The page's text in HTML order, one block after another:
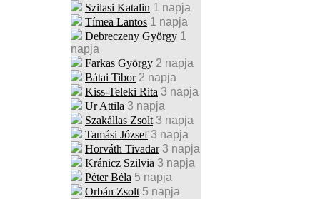
Szilasi Katalin 1 napja
Tímea Lantos 1 napja
Debreczeny György 1
napja
Farkas György 2 napja
Bátai Tibor 2 napja
Kiss-Teleki Rita 3 napja
Ur Attila 3 napja
Szakállas Zsolt 3 napja
Tamási József 3 napja
Horváth Tivadar 3 napja
Kránicz Szilvia 3 napja
Péter Béla 5 napja
Orbán Zsolt 5 napja